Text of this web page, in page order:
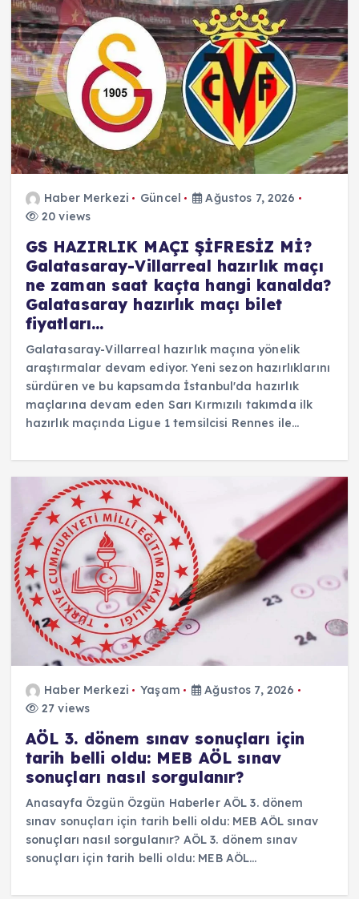
Haber Merkezi Güncel
Ağustos 7, 2026
20 views
GS HAZIRLIK MAÇI ŞİFRESİZ Mİ?
Galatasaray-Villarreal hazırlık maçı
ne zaman saat kaçta hangi kanalda?
Galatasaray hazırlık maçı bilet
fiyatları…
Galatasaray-Villarreal hazırlık maçına yönelik
araştırmalar devam ediyor. Yeni sezon hazırlıklarını
sürdüren ve bu kapsamda İstanbul'da hazırlık
maçlarına devam eden Sarı Kırmızılı takımda ilk
hazırlık maçında Ligue 1 temsilcisi Rennes ile…
Haber Merkezi Yaşam
Ağustos 7, 2026
27 views
AÖL 3. dönem sınav sonuçları için
tarih belli oldu: MEB AÖL sınav
sonuçları nasıl sorgulanır?
Anasayfa Özgün Özgün Haberler AÖL 3. dönem
sınav sonuçları için tarih belli oldu: MEB AÖL sınav
sonuçları nasıl sorgulanır? AÖL 3. dönem sınav
sonuçları için tarih belli oldu: MEB AÖL…